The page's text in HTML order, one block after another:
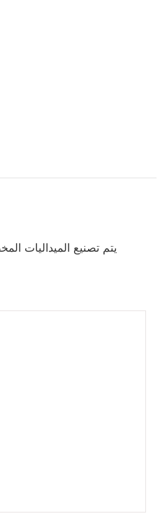
يتم تصنيع الميداليات